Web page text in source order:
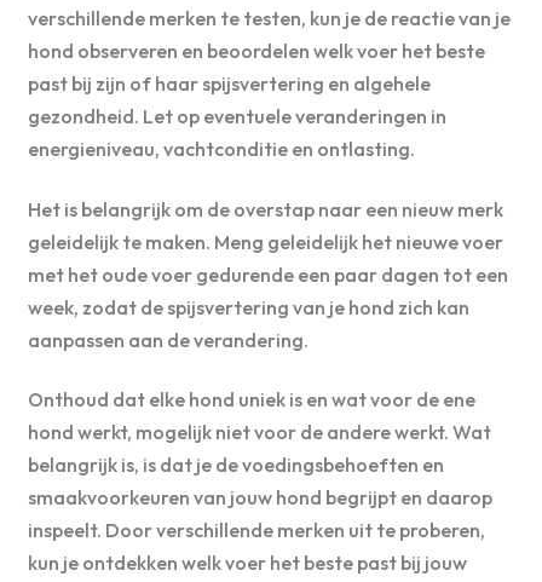
verschillende merken te testen, kun je de reactie van je
hond observeren en beoordelen welk voer het beste
past bij zijn of haar spijsvertering en algehele
gezondheid. Let op eventuele veranderingen in
energieniveau, vachtconditie en ontlasting.
Het is belangrijk om de overstap naar een nieuw merk
geleidelijk te maken. Meng geleidelijk het nieuwe voer
met het oude voer gedurende een paar dagen tot een
week, zodat de spijsvertering van je hond zich kan
aanpassen aan de verandering.
Onthoud dat elke hond uniek is en wat voor de ene
hond werkt, mogelijk niet voor de andere werkt. Wat
belangrijk is, is dat je de voedingsbehoeften en
smaakvoorkeuren van jouw hond begrijpt en daarop
inspeelt. Door verschillende merken uit te proberen,
kun je ontdekken welk voer het beste past bij jouw